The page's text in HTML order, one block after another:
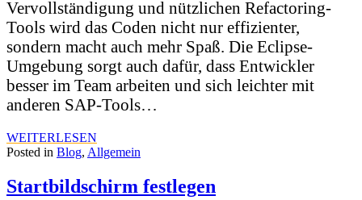
Vervollständigung und nützlichen Refactoring-
Tools wird das Coden nicht nur effizienter,
sondern macht auch mehr Spaß. Die Eclipse-
Umgebung sorgt auch dafür, dass Entwickler
besser im Team arbeiten und sich leichter mit
anderen SAP-Tools…
WEITERLESEN
Posted in Blog, Allgemein
Startbildschirm festlegen